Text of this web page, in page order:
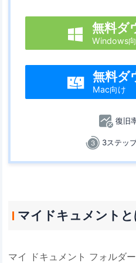
 無料ダ
Windows
 無料ダ
Mac向け
復旧
3ステッ
マイドキュメントと
マイ ドキュメント フォルダ